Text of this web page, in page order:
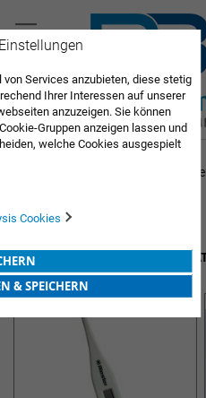
DIAGNOSE- UND
Services anzubieten, diese stetig
Ihrer Interessen auf unserer
anzuzeigen. Sie können
Gruppen anzeigen lassen und
welche Cookies ausgespielt
Cookies
& SPEICHERN